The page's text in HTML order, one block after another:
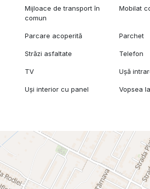
Mijloace de transport în
comun
Mobilat
Parcare acoperită Parchet
Străzi asfaltate Telefon
TV Ușă
Uși interior cu panel Vopsea